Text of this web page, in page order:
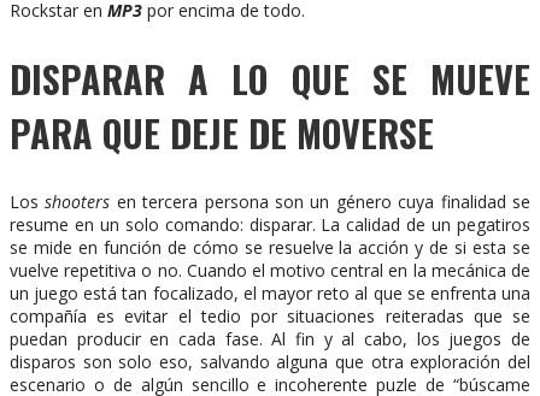
Rockstar en MP3 por encima de todo.
DISPARAR A LO QUE SE MUEVE
PARA QUE DEJE DE MOVERSE
Losshooters en tercera persona son un género cuya finalidad se
resume en un solo comando: disparar. La calidad de un pegatiros
se mide en función de cómo se resuelve la acción y de si esta se
vuelve repetitiva o no. Cuando el motivo central en la mecánica de
un juego está tan focalizado, el mayor reto al que se enfrenta una
compañía es evitar el tedio por situaciones reiteradas que se
puedan producir en cada fase. Al fin y al cabo, los juegos de
disparos son solo eso, salvando alguna que otra exploración del
escenario o de algún sencillo e incoherente puzle de “búscame